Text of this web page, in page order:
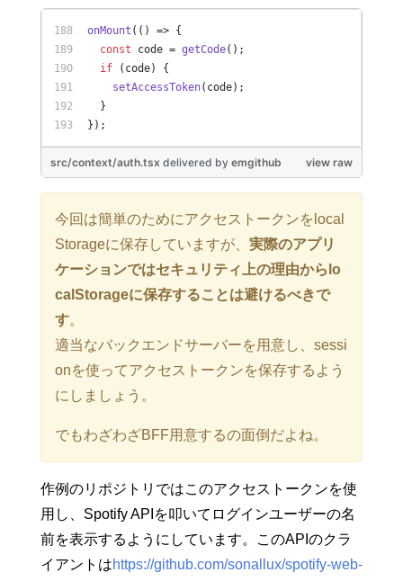
onMount ( () => {
const code = getCode();
if (code) {
setAccessToken(code);
  }
});
view raw
src/context/auth.tsx delivered by emgithub
今回は簡単のためにアクセストークンをlocal
Storageに保存していますが、 実際のアプリ
ケーションではセキュリティ上の理由からlo
calStorageに保存することは避けるべきで
す。
適当なバックエンドサーバーを用意し、sessi
onを使ってアクセストークンを保存するよう
にしましょう。
でもわざわざBFF用意するの面倒だよね。
作例のリポジトリではこのアクセストークンを使
用し、Spotify APIを叩いてログインユーザーの名
前を表示するようにしています。このAPIのクラ
イアントはhttps://github.com/sonallux/spotify-web-